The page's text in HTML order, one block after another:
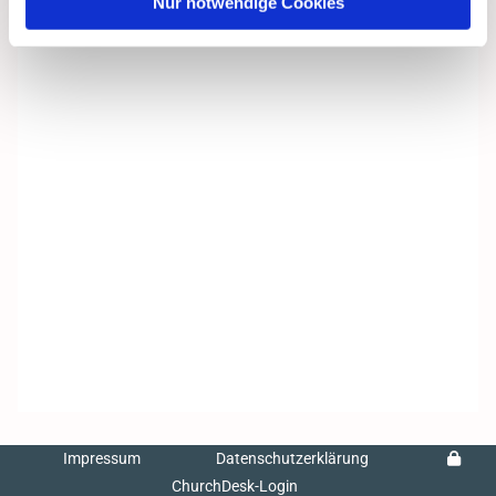
Impressum
Datenschutzerklärung
ChurchDesk-Login